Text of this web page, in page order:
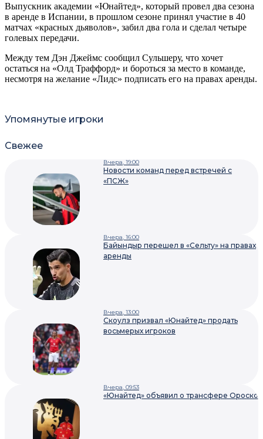
Выпускник академии «Юнайтед», который провел два сезона
в аренде в Испании, в прошлом сезоне принял участие в 40
матчах «красных дьяволов», забил два гола и сделал четыре
голевых передачи.
Между тем Дэн Джеймс сообщил Сульшеру, что хочет
остаться на «Олд Траффорд» и бороться за место в команде,
несмотря на желание «Лидс» подписать его на правах аренды.
Упомянутые игроки
Свежее
Вчера, 19:00
Новости команд перед встречей с
«ПСЖ»
Вчера, 16:00
Байындыр перешел в «Сельту» на правах
аренды
Вчера, 13:00
Скоулз призвал «Юнайтед» продать
восьмерых игроков
Вчера, 09:53
«Юнайтед» объявил о трансфере Ороско